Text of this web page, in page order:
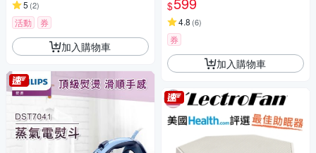
5 (2)
活動 券
加入購物車
$
4.8 (6)
券
加入購物車